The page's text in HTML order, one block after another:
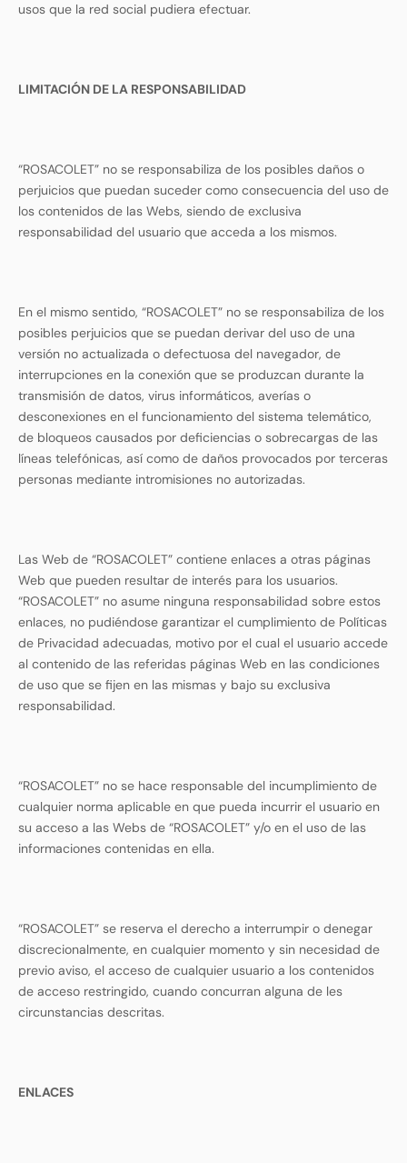
usos que la red social pudiera efectuar.
LIMITACIÓN DE LA RESPONSABILIDAD
“ROSACOLET” no se responsabiliza de los posibles daños o
perjuicios que puedan suceder como consecuencia del uso de
los contenidos de las Webs, siendo de exclusiva
responsabilidad del usuario que acceda a los mismos.
En el mismo sentido, “ROSACOLET” no se responsabiliza de los
posibles perjuicios que se puedan derivar del uso de una
versión no actualizada o defectuosa del navegador, de
interrupciones en la conexión que se produzcan durante la
transmisión de datos, virus informáticos, averías o
desconexiones en el funcionamiento del sistema telemático,
de bloqueos causados por deficiencias o sobrecargas de las
líneas telefónicas, así como de daños provocados por terceras
personas mediante intromisiones no autorizadas.
Las Web de “ROSACOLET” contiene enlaces a otras páginas
Web que pueden resultar de interés para los usuarios.
“ROSACOLET” no asume ninguna responsabilidad sobre estos
enlaces, no pudiéndose garantizar el cumplimiento de Políticas
de Privacidad adecuadas, motivo por el cual el usuario accede
al contenido de las referidas páginas Web en las condiciones
de uso que se fijen en las mismas y bajo su exclusiva
responsabilidad.
“ROSACOLET” no se hace responsable del incumplimiento de
cualquier norma aplicable en que pueda incurrir el usuario en
su acceso a las Webs de “ROSACOLET” y/o en el uso de las
informaciones contenidas en ella.
“ROSACOLET” se reserva el derecho a interrumpir o denegar
discrecionalmente, en cualquier momento y sin necesidad de
previo aviso, el acceso de cualquier usuario a los contenidos
de acceso restringido, cuando concurran alguna de les
circunstancias descritas.
ENLACES